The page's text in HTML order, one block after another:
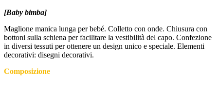
[Baby bimba]
Maglione manica lunga per bebé. Colletto con onde. Chiusura con
bottoni sulla schiena per facilitare la vestibilità del capo. Confezione
in diversi tessuti per ottenere un design unico e speciale. Elementi
decorativi: disegni decorativi.
Composizione